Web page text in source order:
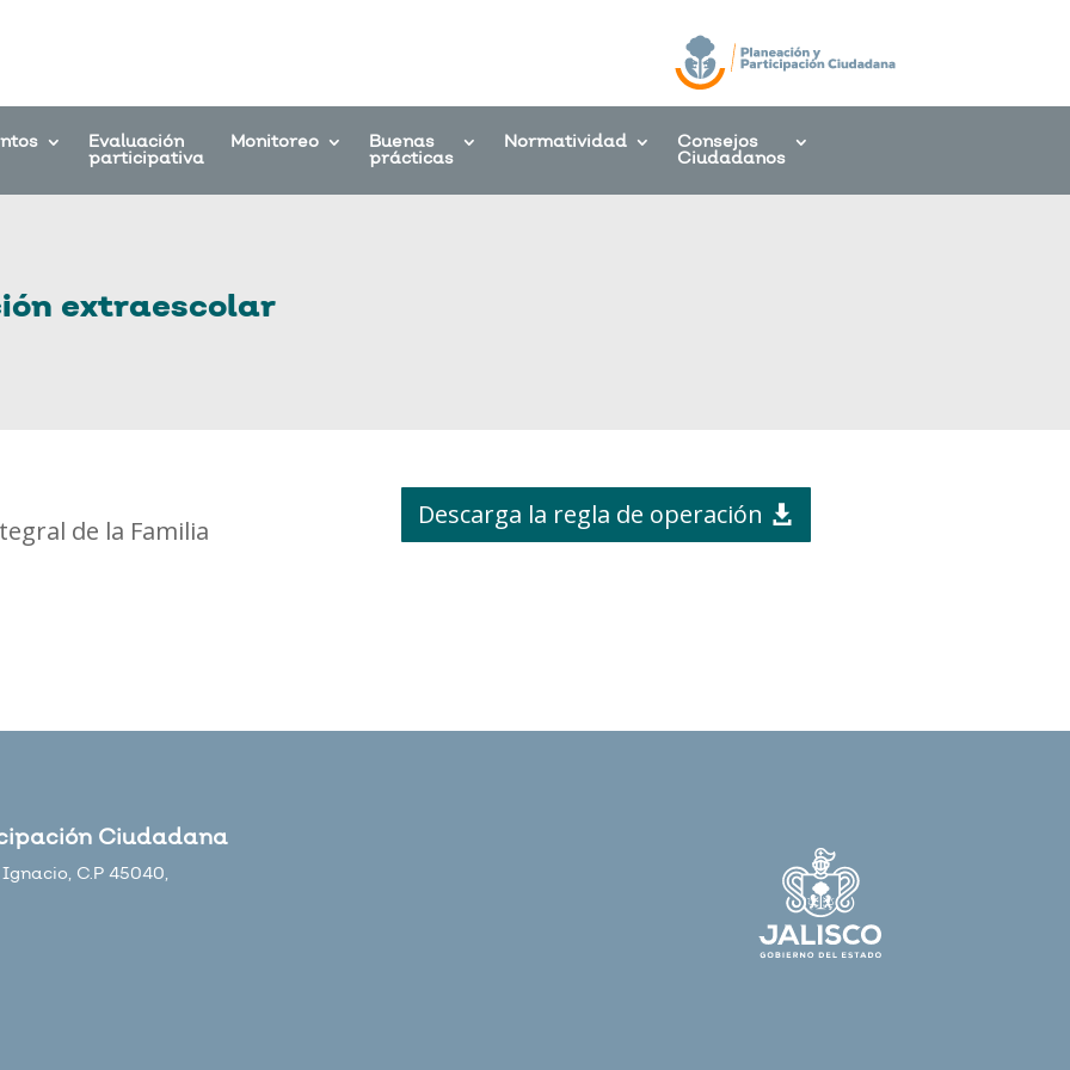
Evaluación
participativa
Monitoreo Buenas
prácticas
Normatividad Consejos
Ciudadanos
extraescolar
de la Familia
Descarga la regla de operación
Ciudadana
C.P 45040,